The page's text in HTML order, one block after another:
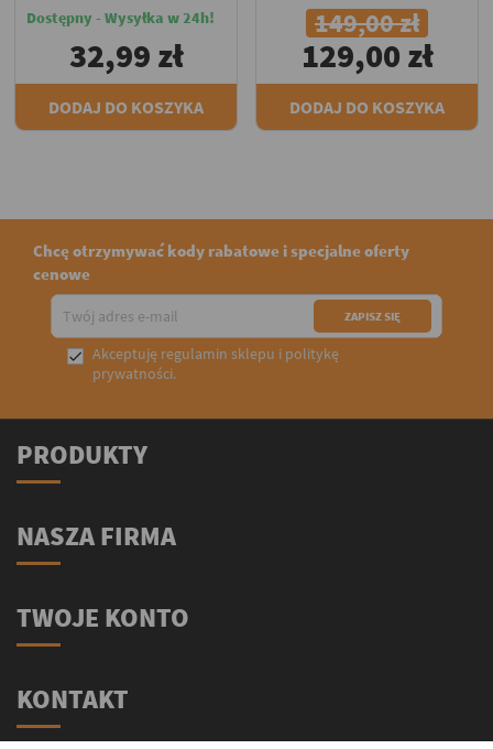
Dostępny - Wysyłka w 24h!
32,99 zł
DODAJ DO KOSZYKA
149,00 zł
129,00 zł
DODAJ DO KOSZYKA
Chcę otrzymywać kody rabatowe i specjalne oferty
cenowe
 Akceptuję regulamin sklepu i politykę
prywatności.
PRODUKTY
NASZA FIRMA
TWOJE KONTO
KONTAKT